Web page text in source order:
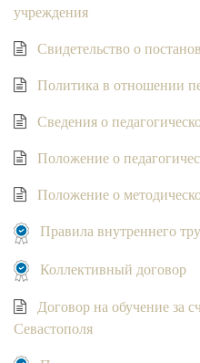
учреждения
Свидетельство о
Политика в отношении
Сведения о
Положение о
Положение о
Правила внутреннего
Коллективный договор
Договор на обучение за
Севастополя